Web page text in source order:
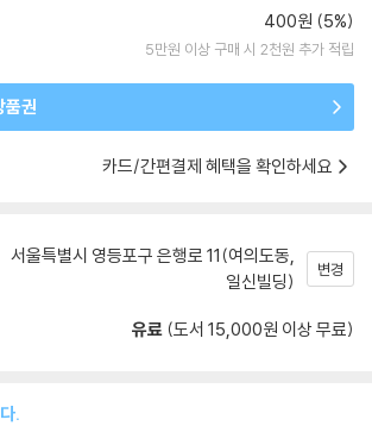
400원 (5%)
5만원 이상 구매 시 2천원 추가 적립
품권
카드/간편결제 혜택을 확인하세요
서울특별시 영등포구 은행로 11(여의도동,
일신빌딩)
변경
유료 (도서 15,000원 이상 무료)
.